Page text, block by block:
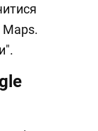
Maps.